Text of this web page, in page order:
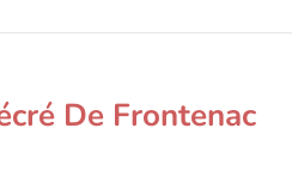
De Frontenac